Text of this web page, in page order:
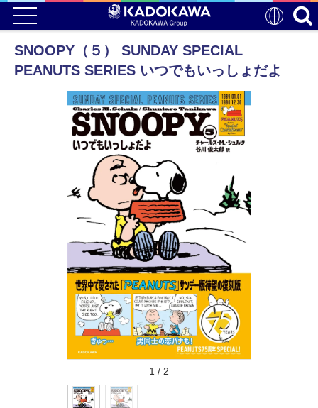
SNOOPY（５） SUNDAY SPECIAL
PEANUTS SERIES いつでもいっしょだよ
1 / 2